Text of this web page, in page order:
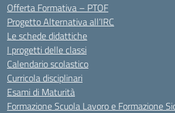
Offerta Formativa – PTOF
Progetto Alternativa all’IRC
Le schede didattiche
I progetti delle classi
Calendario scolastico
Curricola disciplinari
Esami di Maturità
Formazione Scuola Lavoro e Formazione